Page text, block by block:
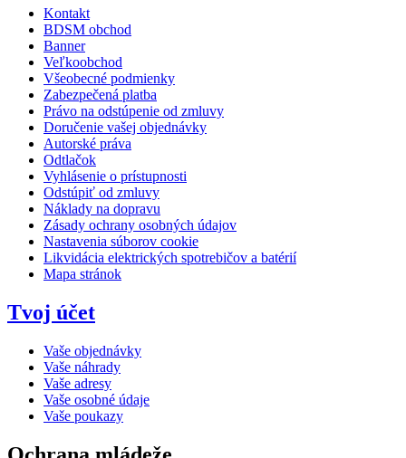
Kontakt
BDSM obchod
Banner
Veľkoobchod
Všeobecné podmienky
Zabezpečená platba
Právo na odstúpenie od zmluvy
Doručenie vašej objednávky
Autorské práva
Odtlačok
Vyhlásenie o prístupnosti
Odstúpiť od zmluvy
Náklady na dopravu
Zásady ochrany osobných údajov
Nastavenia súborov cookie
Likvidácia elektrických spotrebičov a batérií
Mapa stránok
Tvoj účet
Vaše objednávky
Vaše náhrady
Vaše adresy
Vaše osobné údaje
Vaše poukazy